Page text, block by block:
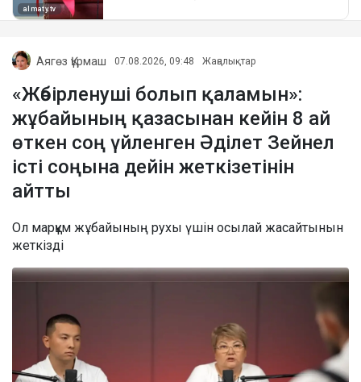
Аягөз Құрмаш 07.08.2026, 09:48 Жаңалықтар
«Жәбірленуші болып қаламын»:
жұбайының қазасынан кейін 8 ай
өткен соң үйленген Әділет Зейнел
істі соңына дейін жеткізетінін
айтты
Ол марқұм жұбайының рухы үшін осылай жасайтынын
жеткізді